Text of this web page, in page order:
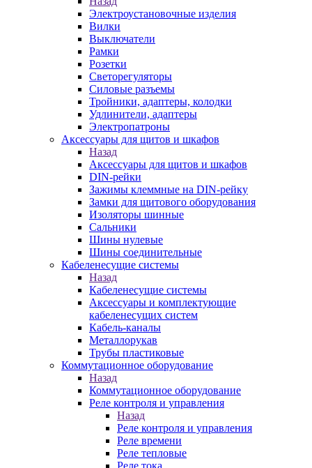
Электроустановочные изделия
Вилки
Выключатели
Рамки
Розетки
Светорегуляторы
Силовые разъемы
Тройники, адаптеры, колодки
Удлинители, адаптеры
Электропатроны
Аксессуары для щитов и шкафов
Назад
Аксессуары для щитов и шкафов
DIN-рейки
Зажимы клеммные на DIN-рейку
Замки для щитового оборудования
Изоляторы шинные
Сальники
Шины нулевые
Шины соединительные
Кабеленесущие системы
Назад
Кабеленесущие системы
Аксессуары и комплектующие
кабеленесущих систем
Кабель-каналы
Металлорукав
Трубы пластиковые
Коммутационное оборудование
Назад
Коммутационное оборудование
Реле контроля и управления
Назад
Реле контроля и управления
Реле времени
Реле тепловые
Реле тока